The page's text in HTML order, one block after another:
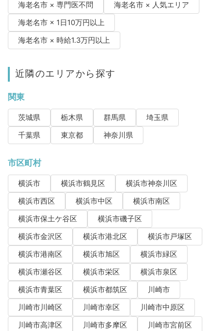
海老名市 × 専門医不問
海老名市 × 人気エリア
海老名市 × 1日10万円以上
海老名市 × 時給1.3万円以上
近隣のエリアから探す
関東
茨城県 栃木県 群馬県
埼玉県
千葉県
東京都 神奈川県
市区町村
横浜市 横浜市鶴見区
横浜市神奈川区
横浜市西区
横浜市中区
横浜市南区
横浜市保土ケ谷区
横浜市磯子区
横浜市金沢区
横浜市港北区
横浜市戸塚区
横浜市港南区
横浜市旭区
横浜市緑区
横浜市瀬谷区
横浜市栄区
横浜市泉区
横浜市青葉区
横浜市都筑区
川崎市
川崎市川崎区
川崎市幸区
川崎市中原区
川崎市高津区
川崎市多摩区
川崎市宮前区